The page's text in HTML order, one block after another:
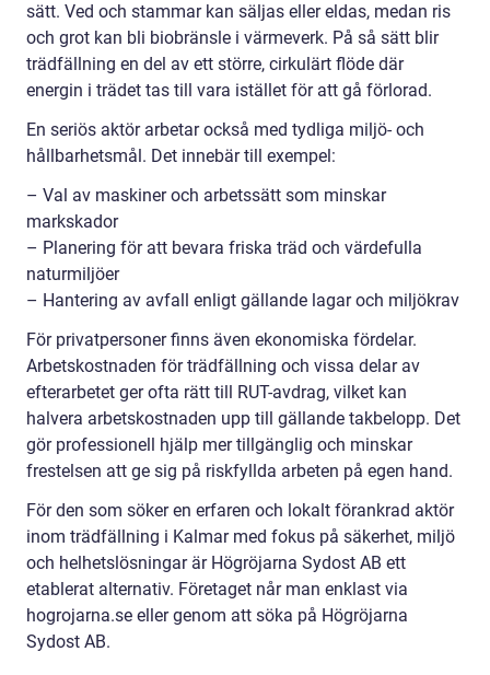
sätt. Ved och stammar kan säljas eller eldas, medan ris
och grot kan bli biobränsle i värmeverk. På så sätt blir
trädfällning en del av ett större, cirkulärt flöde där
energin i trädet tas till vara istället för att gå förlorad.
En seriös aktör arbetar också med tydliga miljö- och
hållbarhetsmål. Det innebär till exempel:
– Val av maskiner och arbetssätt som minskar
markskador
– Planering för att bevara friska träd och värdefulla
naturmiljöer
– Hantering av avfall enligt gällande lagar och miljökrav
För privatpersoner finns även ekonomiska fördelar.
Arbetskostnaden för trädfällning och vissa delar av
efterarbetet ger ofta rätt till RUT-avdrag, vilket kan
halvera arbetskostnaden upp till gällande takbelopp. Det
gör professionell hjälp mer tillgänglig och minskar
frestelsen att ge sig på riskfyllda arbeten på egen hand.
För den som söker en erfaren och lokalt förankrad aktör
inom trädfällning i Kalmar med fokus på säkerhet, miljö
och helhetslösningar är Högröjarna Sydost AB ett
etablerat alternativ. Företaget når man enklast via
hogrojarna.se eller genom att söka på Högröjarna
Sydost AB.